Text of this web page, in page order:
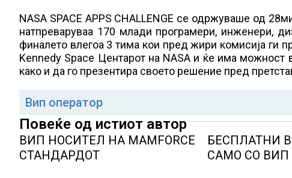
NASA SPACE APPS CHALLENGE се одржуваше од
натпреваруваа 170 млади програмери, инженери,
финалето влегоа 3 тима кои пред жири комисија ги
Kennedy Space Центарот на NASA и ќе има
како и да го презентира своето решение пред
Вип оператор
Повеќе од истиот автор
ВИП НОСИТЕЛ НА MAMFORCE
СТАНДАРДОТ
БЕСПЛАТНИ
САМО СО